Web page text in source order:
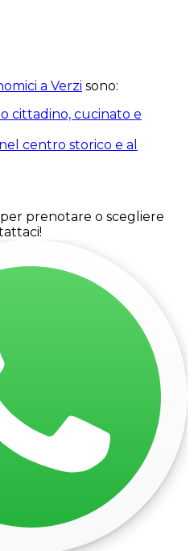
a Verzi sono:
cittadino, cucinato e
centro storico e al
prenotare o scegliere